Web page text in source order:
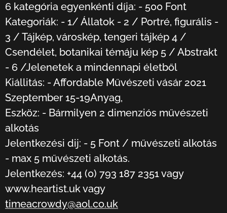
6 kategória egyenkénti díja: - 500 Font
Kategoriák: - 1/ Állatok - 2 / Portré, figurális -
3 / Tájkép, városkép, tengeri tájkép 4 /
Csendélet, botanikai témáju kép 5 / Abstrakt
- 6 /Jelenetek a mindennapi életből
Kiállitás: - Affordable Művészeti vásár 2021
Szeptember 15-19Anyag,
Eszköz: - Bármilyen 2 dimenziós művészeti
alkotás
Jelentkezési dij: - 5 Font / művészeti alkotás
- max 5 művészeti alkotás.
Jelentkezés: +44 (0) 793 187 2351 vagy
www.heartist.uk vagy
timeacrowdy@aol.co.uk